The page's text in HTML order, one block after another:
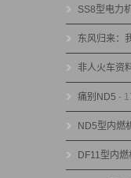
SS8型电力
东风归来：
非人火车资
痛别ND5 -
ND5型内燃
DF11型内